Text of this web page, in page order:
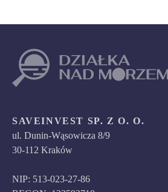
SAVEINVEST SP. Z O. O.
ul. Dunin-Wąsowicza 8/9
30-112 Kraków
NIP: 513-023-27-86